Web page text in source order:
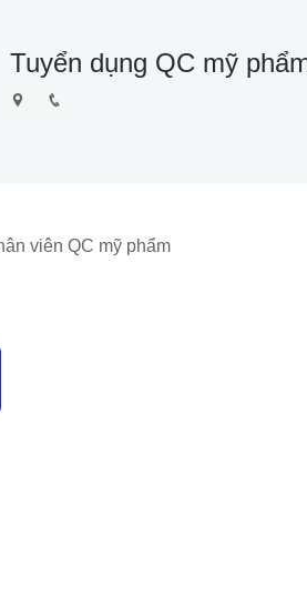
Tuyển dụng QC mỹ
viên QC mỹ phẩm